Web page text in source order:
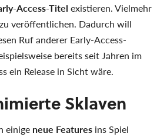
Access-Titel existieren. Vielmehr
veröffentlichen. Dadurch will
Ruf anderer Early-Access-
bereits seit Jahren im
ein Release in Sicht wäre.
Sklaven
einige neue Features ins Spiel